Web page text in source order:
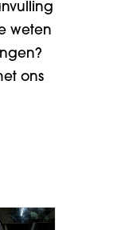
weten
ons